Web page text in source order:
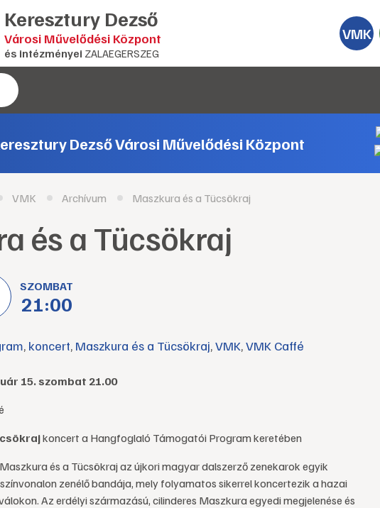
Keresztury Dezső
Városi Művelődési Központ
és intézményei ZALAEGERSZEG
VMK
Dezső Városi Művelődési Központ
VMK Archívum Maszkura és a Tücsökraj
és a Tücsökraj
SZOMBAT
21:00
, koncert, Maszkura és a Tücsökraj,VMK,VMK Caffé
15. szombat 21.00
koncert a Hangfoglaló Támogatói Program keretében
és a Tücsökraj az újkori magyar dalszerző zenekarok egyik
zenélő bandája, mely folyamatos sikerrel koncertezik a hazai
Az erdélyi származású, cilinderes Maszkura egyedi megjelenése és